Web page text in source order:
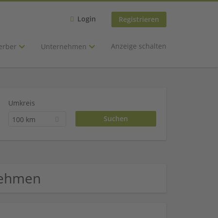
Login Registrieren
Unternehmen Anzeige schalten
Umkreis
100 km